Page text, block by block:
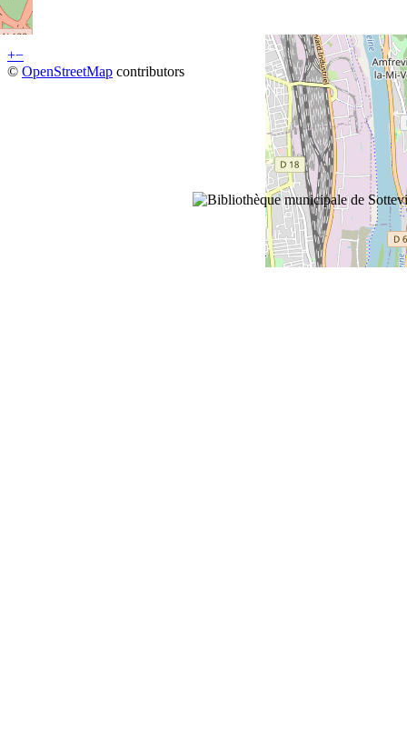
+−
© OpenStreetMap contributors